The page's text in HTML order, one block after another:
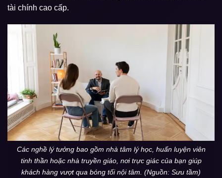
tài chính cao cấp.
Các nghề lý tưởng bao gồm nhà tâm lý học, huấn luyện viên
tinh thần hoặc nhà truyền giáo, nơi trực giác của bạn giúp
khách hàng vượt qua bóng tối nội tâm. (Nguồn: Sưu tầm)